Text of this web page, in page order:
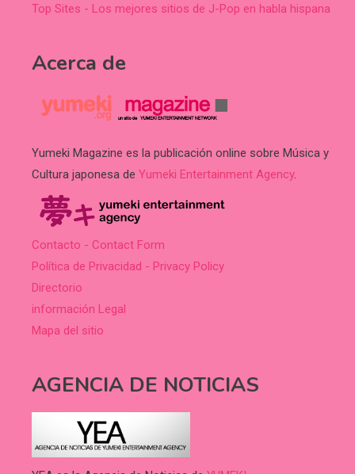
Top Sites - Los mejores sitios de J-Pop en habla hispana
Acerca de
Yumeki Magazine es la publicación online sobre Música y
Cultura japonesa de Yumeki Entertainment Agency.
Contacto - Contact Form
Política de Privacidad - Privacy Policy
Directorio
información Legal
Mapa del sitio
AGENCIA DE NOTICIAS